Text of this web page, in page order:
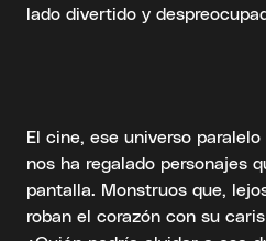
lado divertido y
El cine, ese universo
nos ha regalado personajes
pantalla. Monstruos que,
roban el corazón con su